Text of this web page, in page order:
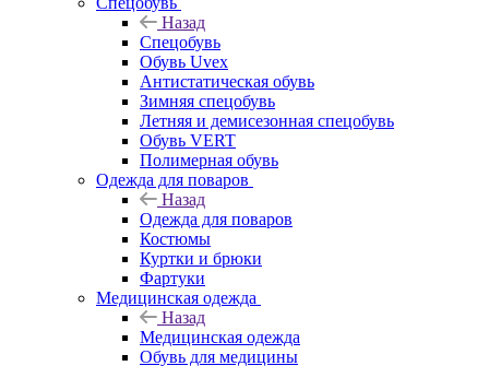
Назад
Спецобувь
Обувь Uvex
Антистатическая обувь
Зимняя спецобувь
Летняя и демисезонная спецобувь
Обувь VERT
Полимерная обувь
Одежда для поваров
Назад
Одежда для поваров
Костюмы
Куртки и брюки
Фартуки
Медицинская одежда
Назад
Медицинская одежда
Обувь для медицины